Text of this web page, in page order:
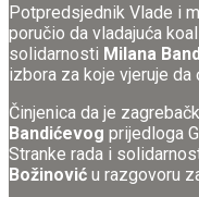
Potpredsjednik Vlade i
poručio da vladajuća
solidarnosti Milana
izbora za koje vjeruje da
Činjenica da je
Bandićevog prijedloga
Stranke rada i
Božinović u razgovoru